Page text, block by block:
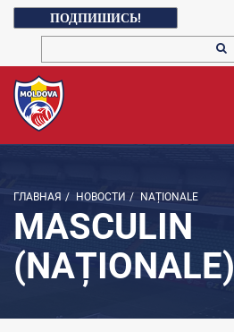
ПОДПИШИСЬ!
ГЛАВНАЯ / НОВОСТИ / NAȚIONALE
MASCULIN
(NAȚIONALE)